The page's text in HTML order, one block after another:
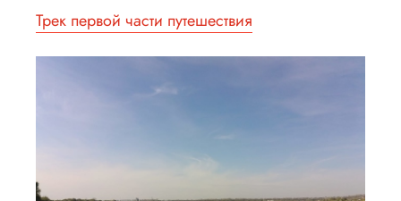
Трек первой части путешествия